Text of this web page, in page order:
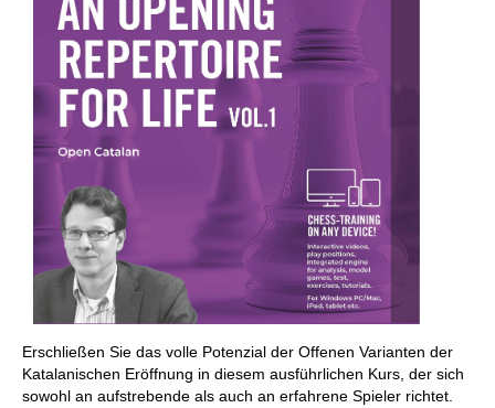
Erschließen Sie das volle Potenzial der Offenen Varianten der
Katalanischen Eröffnung in diesem ausführlichen Kurs, der sich
sowohl an aufstrebende als auch an erfahrene Spieler richtet.